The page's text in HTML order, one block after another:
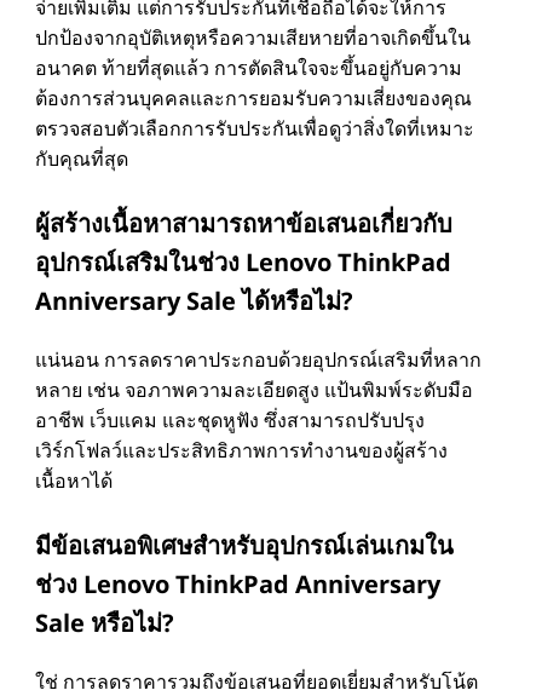
จ่ายเพิ่มเติม แต่การรับประกันที่เชื่อถือได้จะให้การ
ปกป้องจากอุบัติเหตุหรือความเสียหายที่อาจเกิดขึ้นใน
อนาคต ท้ายที่สุดแล้ว การตัดสินใจจะขึ้นอยู่กับความ
ต้องการส่วนบุคคลและการยอมรับความเสี่ยงของคุณ
ตรวจสอบตัวเลือกการรับประกันเพื่อดูว่าสิ่งใดที่เหมาะ
กับคุณที่สุด
ผู้สร้างเนื้อหาสามารถหาข้อเสนอเกี่ยวกับ
อุปกรณ์เสริมในช่วง Lenovo ThinkPad
Anniversary Sale ได้หรือไม่?
แน่นอน การลดราคาประกอบด้วยอุปกรณ์เสริมที่หลาก
หลาย เช่น จอภาพความละเอียดสูง แป้นพิมพ์ระดับมือ
อาชีพ เว็บแคม และชุดหูฟัง ซึ่งสามารถปรับปรุง
เวิร์กโฟลว์และประสิทธิภาพการทํางานของผู้สร้าง
เนื้อหาได้
มีข้อเสนอพิเศษสําหรับอุปกรณ์เล่นเกมใน
ช่วง Lenovo ThinkPad Anniversary
Sale หรือไม่?
ใช่ การลดราคารวมถึงข้อเสนอที่ยอดเยี่ยมสําหรับโน้ต